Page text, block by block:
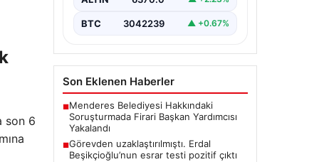
son 6
Gelişmeler”, “content”: “
BTC 3042239 ▲ +0.67%
Son Eklenen Haberler
■Menderes Belediyesi Hakkındaki
Soruşturmada Firari Başkan Yardımcısı
Yakalandı
■Görevden uzaklaştırılmıştı. Erdal
Beşikçioğlu’nun esrar testi pozitif çıktı